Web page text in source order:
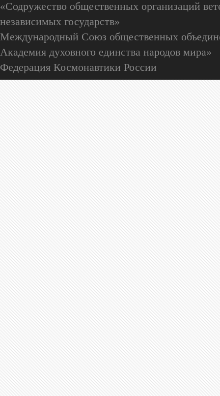
«Содружество общественных организаций
независимых государств»
Международный Союз общественных
Академия духовного единства народов мира»
Федерация Космонавтики России